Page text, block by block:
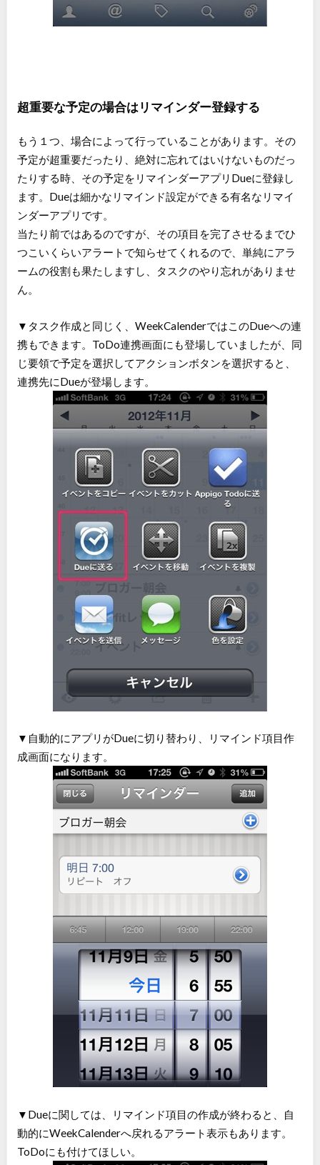
超重要な予定の場合はリマインダー登録する
もう１つ、場合によって行っていることがあります。その
予定が超重要だったり、絶対に忘れてはいけないものだっ
たりする時、その予定をリマインダーアプリDueに登録し
ます。Dueは細かなリマインド設定ができる有名なリマイ
ンダーアプリです。
当たり前ではあるのですが、その項目を完了させるまでひ
つこいくらいアラートで知らせてくれるので、単純にアラ
ームの役割も果たしますし、タスクのやり忘れがありませ
ん。
▼タスク作成と同じく、WeekCalenderではこのDueへの連
携もできます。ToDo連携画面にも登場していましたが、同
じ要領で予定を選択してアクションボタンを選択すると、
連携先にDueが登場します。
▼自動的にアプリがDueに切り替わり、リマインド項目作
成画面になります。
▼Dueに関しては、リマインド項目の作成が終わると、自
動的にWeekCalenderへ戻れるアラート表示もあります。
ToDoにも付けてほしい。